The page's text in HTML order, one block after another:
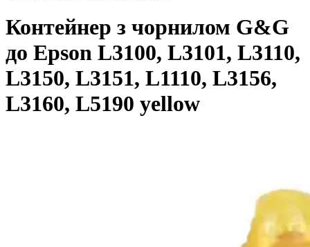
Контейнер з чорнилом G&G
до Epson L3100, L3101, L3110,
L3150, L3151, L1110, L3156,
L3160, L5190 yellow